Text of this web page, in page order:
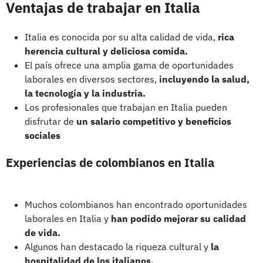
Ventajas de trabajar en Italia
Italia es conocida por su alta calidad de vida, rica
herencia cultural y deliciosa comida.
El país ofrece una amplia gama de oportunidades
laborales en diversos sectores, incluyendo la salud,
la tecnología y la industria.
Los profesionales que trabajan en Italia pueden
disfrutar de un salario competitivo y beneficios
sociales
Experiencias de colombianos en Italia
Muchos colombianos han encontrado oportunidades
laborales en Italia y han podido mejorar su calidad
de vida.
Algunos han destacado la riqueza cultural y la
hospitalidad de los italianos.